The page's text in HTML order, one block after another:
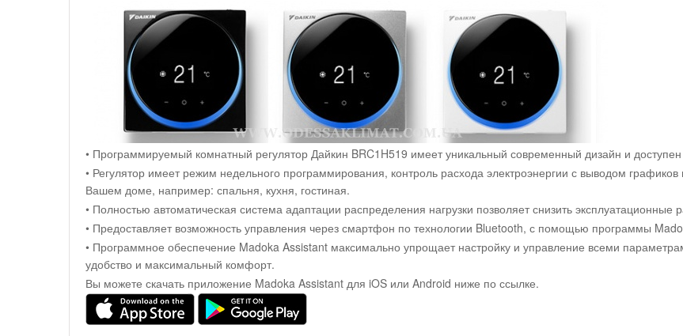
• Программируемый комнатный регулятор Дайкин BRC1H519 имеет уникальный современный дизайн и
• Регулятор имеет режим недельного программирования, контроль расхода электроэнергии с выводом
Вашем доме, например: спальня, кухня, гостиная.
• Полностью автоматическая система адаптации распределения нагрузки позволяет снизить эксплуатационные
• Предоставляет возможность управления через смартфон по технологии Bluetooth, с помощью программы
• Программное обеспечение Madoka Assistant максимально упрощает настройку и управление всеми
удобство и максимальный комфорт.
Вы можете скачать приложение Madoka Assistant для iOS или Android ниже по ссылке.